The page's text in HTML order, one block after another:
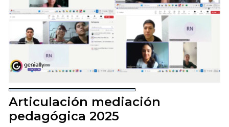
Articulación mediación
pedagógica 2025